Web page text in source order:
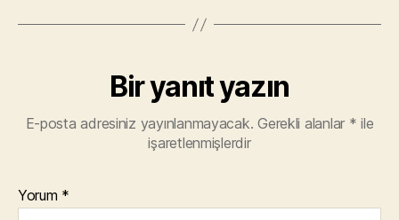
Bir yanıt yazın
E-posta adresiniz yayınlanmayacak. Gerekli alanlar * ile
işaretlenmişlerdir
Yorum *